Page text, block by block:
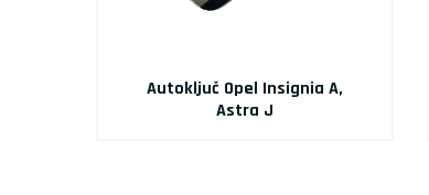
Autoključ Opel Insignia A,
Astra J